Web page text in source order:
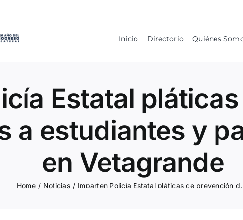
Inicio Directorio Quiénes
Estatal
a estudiantes y
en Vetagrande
Home / Noticias / Imparten Policía Estatal pláticas